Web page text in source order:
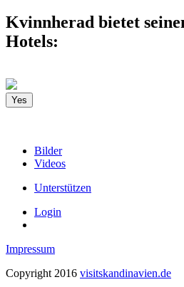
Kvinnherad bietet
Hotels:
Yes
Bilder
Videos
Unterstützen
Login
Impressum
Copyright 2016 visitskandinavien.de